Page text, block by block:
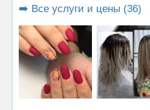
➡️ Все услуги и цены (36)